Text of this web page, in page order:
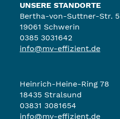
UNSERE STANDORTE
Bertha-von-Suttner-Str. 5
19061 Schwerin
0385 3031642
info@mv-effizient.de
Heinrich-Heine-Ring 78
18435 Stralsund
03831 3081654
info@mv-effizient.de